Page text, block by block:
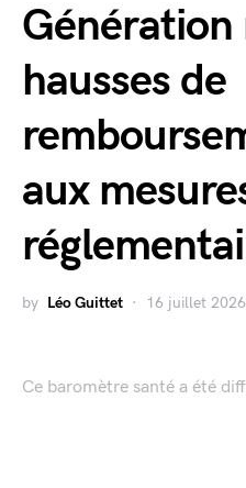
Génération
hausses de
aux
by Léo Guittet 16 juillet 2026
Ce baromètre santé a été